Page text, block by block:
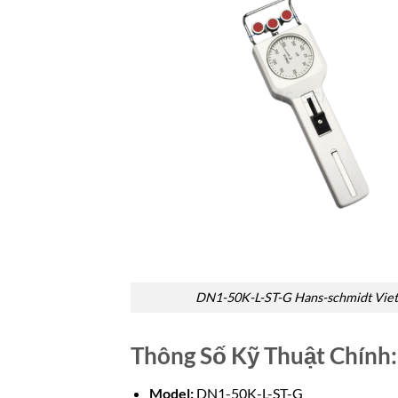
DN1-50K-L-ST-G Hans-schmidt
Thông Số Kỹ Thuật Chính:
Model:DN1-50K-L-ST-G